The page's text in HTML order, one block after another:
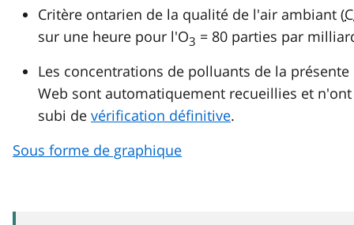
Critère ontarien de la qualité de l'air ambiant (
sur une heure pour l'O3 = 80 parties par
Les concentrations de polluants de la présente
Web sont automatiquement recueillies et
subi de vérification définitive.
Sous forme de graphique